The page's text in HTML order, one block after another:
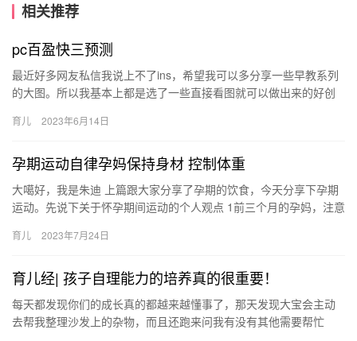
相关推荐
pc百盈快三预测
最近好多网友私信我说上不了ins，希望我可以多分享一些早教系列
的大图。所以我基本上都是选了一些直接看图就可以做出来的好创
育儿 2023年6月14日
孕期运动自律孕妈保持身材 控制体重
大噶好，我是朱迪 上篇跟大家分享了孕期的饮食，今天分享下孕期
运动。先说下关于怀孕期间运动的个人观点 1前三个月的孕妈，注意
育儿 2023年7月24日
育儿经| 孩子自理能力的培养真的很重要！
每天都发现你们的成长真的都越来越懂事了，那天发现大宝会主动
去帮我整理沙发上的杂物，而且还跑来问我有没有其他需要帮忙